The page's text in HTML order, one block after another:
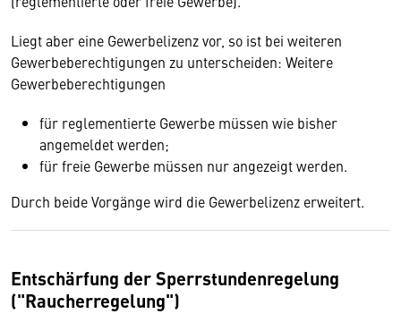
Liegt aber eine Gewerbelizenz vor, so ist bei weiteren
Gewerbeberechtigungen zu unterscheiden: Weitere
Gewerbeberechtigungen
für reglementierte Gewerbe müssen wie bisher
angemeldet werden;
für freie Gewerbe müssen nur angezeigt werden.
Durch beide Vorgänge wird die Gewerbelizenz erweitert.
Entschärfung der Sperrstundenregelung
("Raucherregelung")